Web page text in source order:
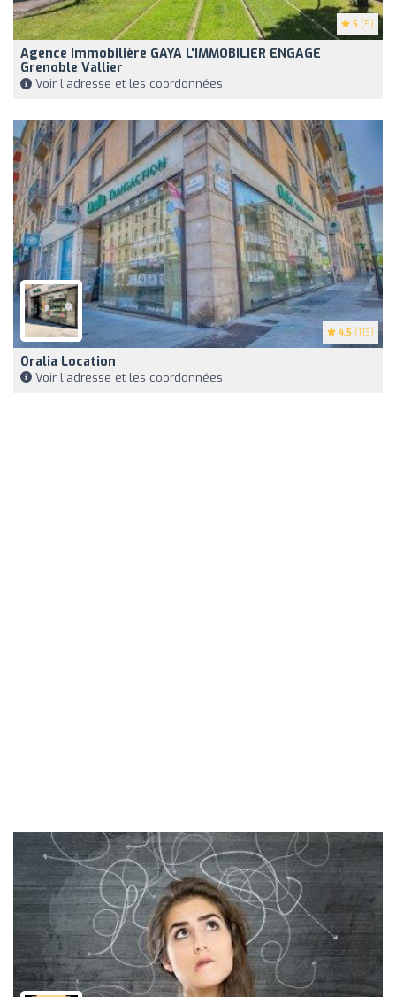
5 (5)
Agence Immobilière GAYA L'IMMOBILIER ENGAGE
Grenoble Vallier
Voir l'adresse et les coordonnées
4.5 (113)
Oralia Location
Voir l'adresse et les coordonnées